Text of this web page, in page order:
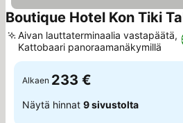
Boutique Hotel Kon Tiki
Aivan lauttaterminaalia vastapäätä,
Kattobaari panoraamanäkymillä
Alkaen 233 €
Näytä hinnat 9 sivustolta